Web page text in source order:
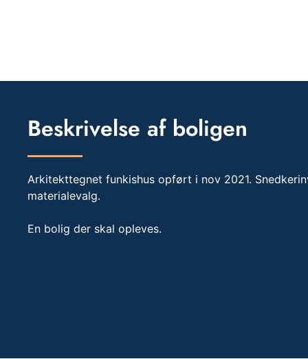
Beskrivelse af boligen
Arkitekttegnet funkishus opført i nov 2021.
materialevalg.
En bolig der skal opleves.